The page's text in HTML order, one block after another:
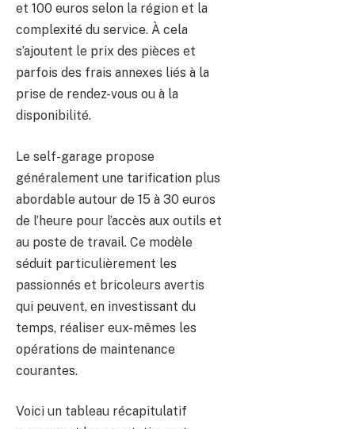
et 100 euros selon la région et la
complexité du service. À cela
s’ajoutent le prix des pièces et
parfois des frais annexes liés à la
prise de rendez-vous ou à la
disponibilité.
Le self-garage propose
généralement une tarification plus
abordable autour de 15 à 30 euros
de l’heure pour l’accès aux outils et
au poste de travail. Ce modèle
séduit particulièrement les
passionnés et bricoleurs avertis
qui peuvent, en investissant du
temps, réaliser eux-mêmes les
opérations de maintenance
courantes.
Voici un tableau récapitulatif